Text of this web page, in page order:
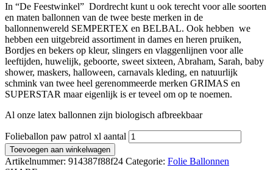
In “De Feestwinkel” Dordrecht kunt u ook terecht voor alle soorten
en maten ballonnen van de twee beste merken in de
ballonnenwereld SEMPERTEX en BELBAL. Ook hebben we
hebben een uitgebreid assortiment in dames en heren pruiken,
Bordjes en bekers op kleur, slingers en vlaggenlijnen voor alle
leeftijden, huwelijk, geboorte, sweet sixteen, Abraham, Sarah, baby
shower, maskers, halloween, carnavals kleding, en natuurlijk
schmink van twee heel gerenommeerde merken GRIMAS en
SUPERSTAR maar eigenlijk is er teveel om op te noemen.
Al onze latex ballonnen zijn biologisch afbreekbaar
Folieballon paw patrol xl aantal
Toevoegen aan winkelwagen
Artikelnummer: 914387f88f24 Categorie: Folie Ballonnen